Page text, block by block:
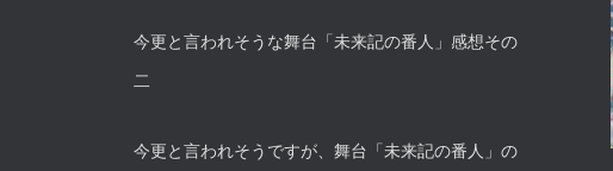
今更と言われそうな舞台「未来記の番人」感想その
二
今更と言われそうですが、舞台「未来記の番人」の